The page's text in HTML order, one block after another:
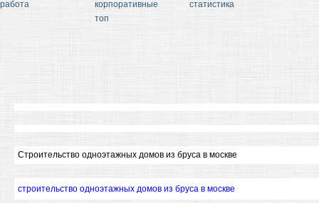
работа
корпоративные
топ
статистика
Строительство одноэтажных домов из бруса в москве
строительство одноэтажных домов из бруса в москве